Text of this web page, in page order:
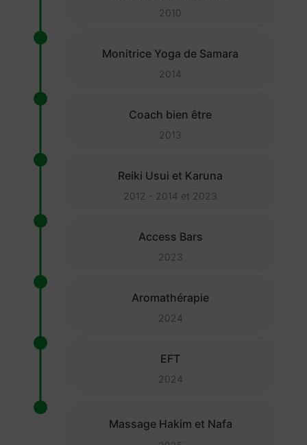
2010
Monitrice Yoga de Samara
2014
Coach bien être
2013
Reiki Usui et Karuna
2012 - 2014 et 2023
Access Bars
2023
Aromathérapie
2024
EFT
2024
Massage Hakim et Nafa